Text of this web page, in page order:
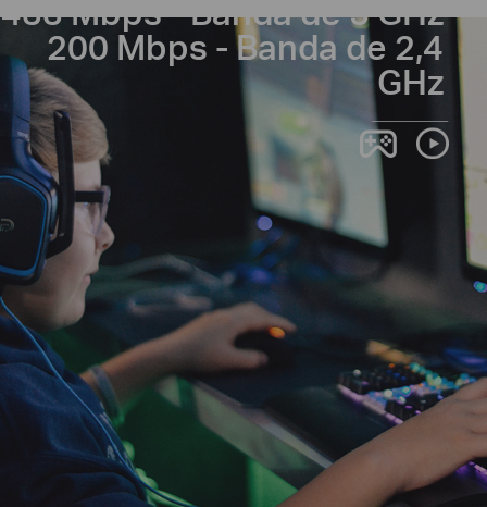
433 Mbps - Banda de 5 GHz
200 Mbps - Banda de 2,4
GHz